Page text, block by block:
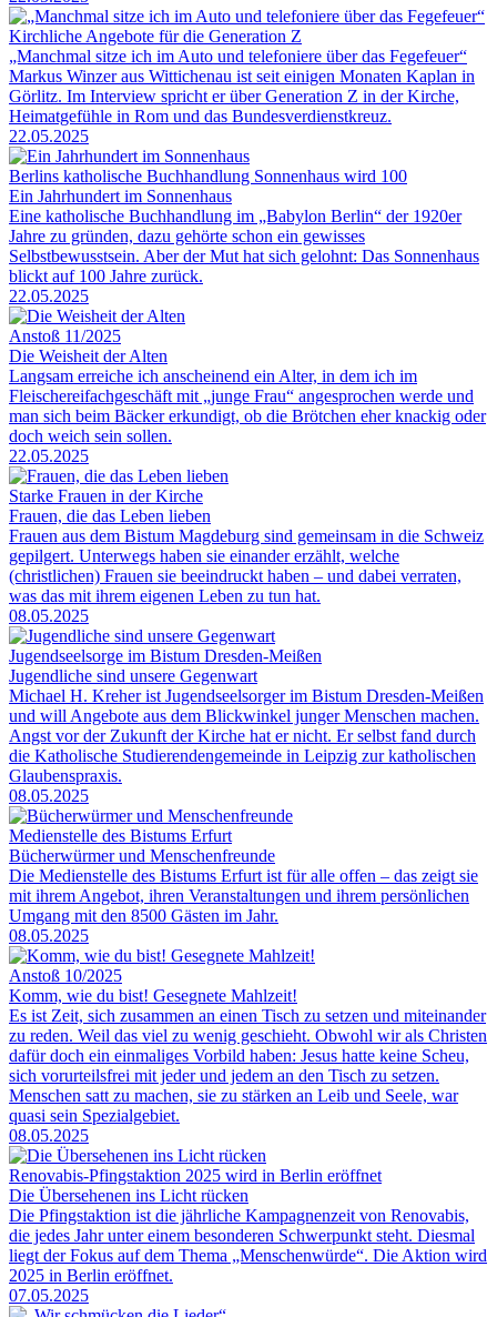
Kirchliche Angebote für die Generation Z
„Manchmal sitze ich im Auto und telefoniere über das Fegefeuer“
Markus Winzer aus Wittichenau ist seit einigen Monaten Kaplan in
Görlitz. Im Interview spricht er über Generation Z in der Kirche,
Heimatgefühle in Rom und das Bundesverdienstkreuz.
22.05.2025
Berlins katholische Buchhandlung Sonnenhaus wird 100
Ein Jahrhundert im Sonnenhaus
Eine katholische Buchhandlung im „Babylon Berlin“ der 1920er
Jahre zu gründen, dazu gehörte schon ein gewisses
Selbstbewusstsein. Aber der Mut hat sich gelohnt: Das Sonnenhaus
blickt auf 100 Jahre zurück.
22.05.2025
Anstoß 11/2025
Die Weisheit der Alten
Langsam erreiche ich anscheinend ein Alter, in dem ich im
Fleischereifachgeschäft mit „junge Frau“ angesprochen werde und
man sich beim Bäcker erkundigt, ob die Brötchen eher knackig oder
doch weich sein sollen.
22.05.2025
Starke Frauen in der Kirche
Frauen, die das Leben lieben
Frauen aus dem Bistum Magdeburg sind gemeinsam in die Schweiz
gepilgert. Unterwegs haben sie einander erzählt, welche
(christlichen) Frauen sie beeindruckt haben – und dabei verraten,
was das mit ihrem eigenen Leben zu tun hat.
08.05.2025
Jugendseelsorge im Bistum Dresden-Meißen
Jugendliche sind unsere Gegenwart
Michael H. Kreher ist Jugendseelsorger im Bistum Dresden-Meißen
und will Angebote aus dem Blickwinkel junger Menschen machen.
Angst vor der Zukunft der Kirche hat er nicht. Er selbst fand durch
die Katholische Studierendengemeinde in Leipzig zur katholischen
Glaubenspraxis.
08.05.2025
Medienstelle des Bistums Erfurt
Bücherwürmer und Menschenfreunde
Die Medienstelle des Bistums Erfurt ist für alle offen – das zeigt sie
mit ihrem Angebot, ihren Veranstaltungen und ihrem persönlichen
Umgang mit den 8500 Gästen im Jahr.
08.05.2025
Anstoß 10/2025
Komm, wie du bist! Gesegnete Mahlzeit!
Es ist Zeit, sich zusammen an einen Tisch zu setzen und miteinander
zu reden. Weil das viel zu wenig geschieht. Obwohl wir als Christen
dafür doch ein einmaliges Vorbild haben: Jesus hatte keine Scheu,
sich vorurteilsfrei mit jeder und jedem an den Tisch zu setzen.
Menschen satt zu machen, sie zu stärken an Leib und Seele, war
quasi sein Spezialgebiet.
08.05.2025
Renovabis-Pfingstaktion 2025 wird in Berlin eröffnet
Die Übersehenen ins Licht rücken
Die Pfingstaktion ist die jährliche Kampagnenzeit von Renovabis,
die jedes Jahr unter einem besonderen Schwerpunkt steht. Diesmal
liegt der Fokus auf dem Thema „Menschenwürde“. Die Aktion wird
2025 in Berlin eröffnet.
07.05.2025